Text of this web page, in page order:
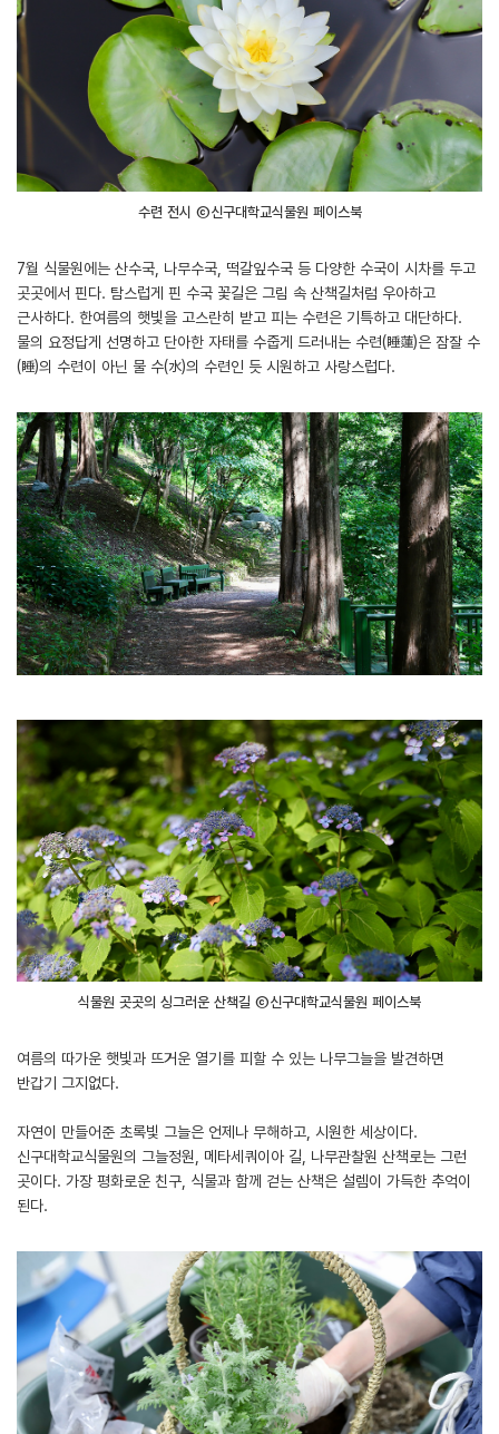
수련 전시 ⓒ신구대학교식물원 페이스북
7월 식물원에는 산수국, 나무수국, 떡갈잎수국 등 다양한 수국이 시차를 두고
곳곳에서 핀다. 탐스럽게 핀 수국 꽃길은 그림 속 산책길처럼 우아하고
근사하다. 한여름의 햇빛을 고스란히 받고 피는 수련은 기특하고 대단하다.
물의 요정답게 선명하고 단아한 자태를 수줍게 드러내는 수련(睡蓮)은 잠잘 수
(睡)의 수련이 아닌 물 수(水)의 수련인 듯 시원하고 사랑스럽다.
식물원 곳곳의 싱그러운 산책길 ⓒ신구대학교식물원 페이스북
여름의 따가운 햇빛과 뜨거운 열기를 피할 수 있는 나무그늘을 발견하면
반갑기 그지없다.
자연이 만들어준 초록빛 그늘은 언제나 무해하고, 시원한 세상이다.
신구대학교식물원의 그늘정원, 메타세쿼이아 길, 나무관찰원 산책로는 그런
곳이다. 가장 평화로운 친구, 식물과 함께 걷는 산책은 설렘이 가득한 추억이
된다.